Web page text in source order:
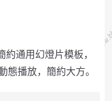
通用幻燈片模板，
態播放，簡約大方。